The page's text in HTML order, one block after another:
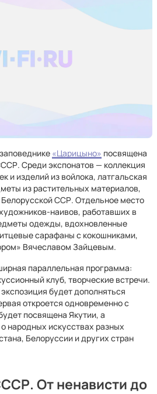
«Царицыно» посвящена
Среди экспонатов — коллекция
и изделий из войлока, латгальская
из растительных материалов,
ССР. Отдельное место
наивов, работавших в
одежды, вдохновленные
сарафаны с кокошниками,
Вячеславом Зайцевым.
параллельная программа:
клуб, творческие встречи.
будет дополняться
откроется одновременно с
посвящена Якутии, а
народных искусствах разных
Белоруссии и других стран
От ненависти до